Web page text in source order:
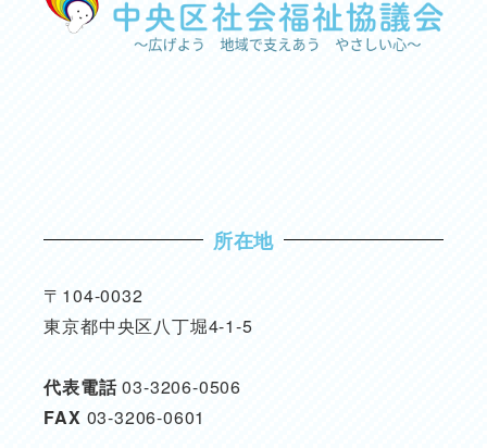
所在地
〒104-0032
東京都中央区八丁堀4-1-5
代表電話03-3206-0506
FAX 03-3206-0601